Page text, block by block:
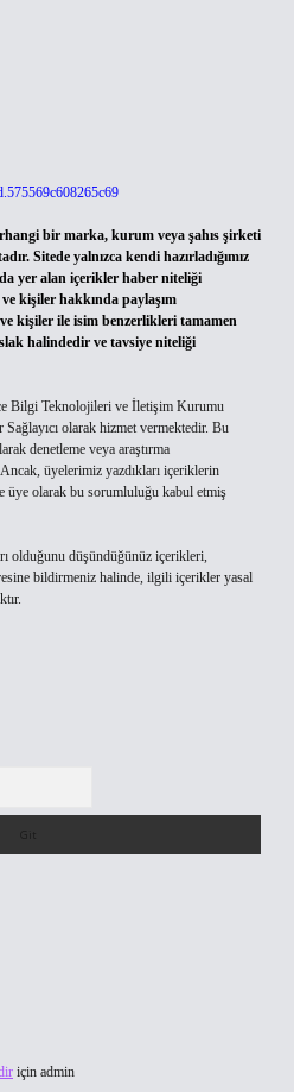
bir marka, kurum veya şahıs şirketi
Sitede yalnızca kendi hazırladığımız
yer alan içerikler haber niteliği
kişiler hakkında paylaşım
kişiler ile isim benzerlikleri tamamen
halindedir ve tavsiye niteliği
Bilgi Teknolojileri ve İletişim Kurumu
olarak hizmet vermektedir. Bu
denetleme veya araştırma
üyelerimiz yazdıkları içeriklerin
üye olarak bu sorumluluğu kabul etmiş
olduğunu düşündüğünüz içerikleri,
bildirmeniz halinde, ilgili içerikler yasal
için admin